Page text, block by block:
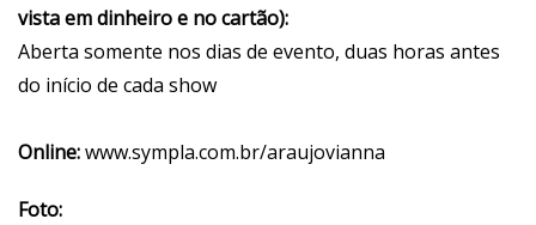
vista em dinheiro e no cartão):
Aberta somente nos dias de evento, duas horas antes
do início de cada show
Online:www.sympla.com.br/araujovianna
Foto: